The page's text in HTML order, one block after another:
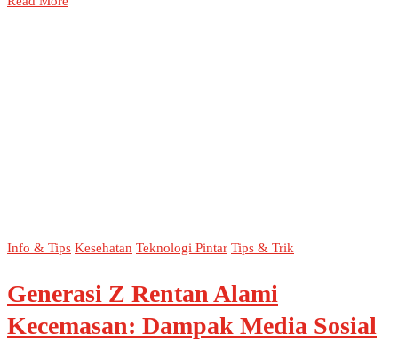
Info & Tips Kesehatan Teknologi Pintar Tips & Trik
Generasi Z Rentan Alami
Kecemasan: Dampak Media Sosial